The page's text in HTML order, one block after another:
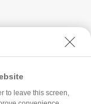
to leave this screen,